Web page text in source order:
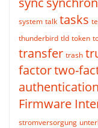
system talk tasks
thunderbird tld token
transfer trash
factortwo-
authentication
Firmware
stromversorgung